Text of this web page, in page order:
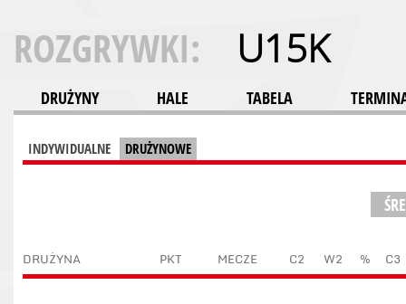
ROZGRYWKI: U15K
DRUŻYNY HALE TABELA
INDYWIDUALNE DRUŻYNOWE
DRUŻYNA PKT MECZE C2 W2 % C3